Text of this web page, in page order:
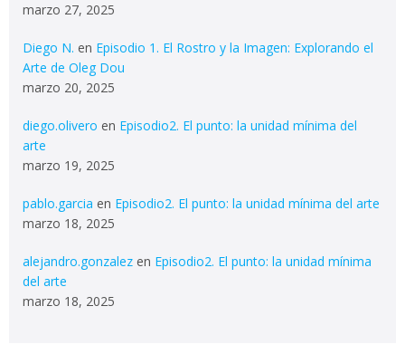
marzo 27, 2025
Diego N. en Episodio 1. El Rostro y la Imagen: Explorando el
Arte de Oleg Dou
marzo 20, 2025
diego.olivero en Episodio2. El punto: la unidad mínima del
arte
marzo 19, 2025
pablo.garcia en Episodio2. El punto: la unidad mínima del arte
marzo 18, 2025
alejandro.gonzalez en Episodio2. El punto: la unidad mínima
del arte
marzo 18, 2025